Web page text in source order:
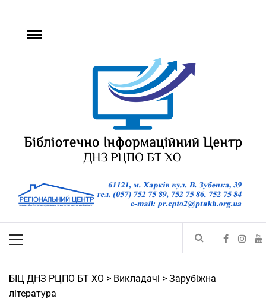
БІЦ ДНЗ РЦПО БТ
БІЦ ДНЗ РЦПО БТ ХО > Викладачі > Зарубіжна
література